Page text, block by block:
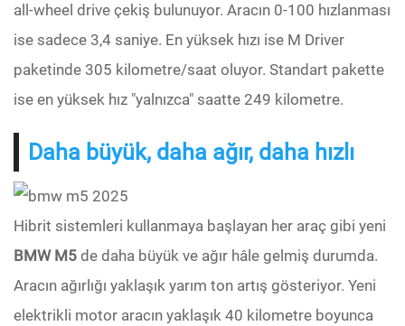
all-wheel drive çekiş bulunuyor. Aracın 0-100 hızlanması
ise sadece 3,4 saniye. En yüksek hızı ise M Driver
paketinde 305 kilometre/saat oluyor. Standart pakette
ise en yüksek hız "yalnızca" saatte 249 kilometre.
Daha büyük, daha ağır, daha hızlı
Hibrit sistemleri kullanmaya başlayan her araç gibi yeni
BMW M5 de daha büyük ve ağır hâle gelmiş durumda.
Aracın ağırlığı yaklaşık yarım ton artış gösteriyor. Yeni
elektrikli motor aracın yaklaşık 40 kilometre boyunca